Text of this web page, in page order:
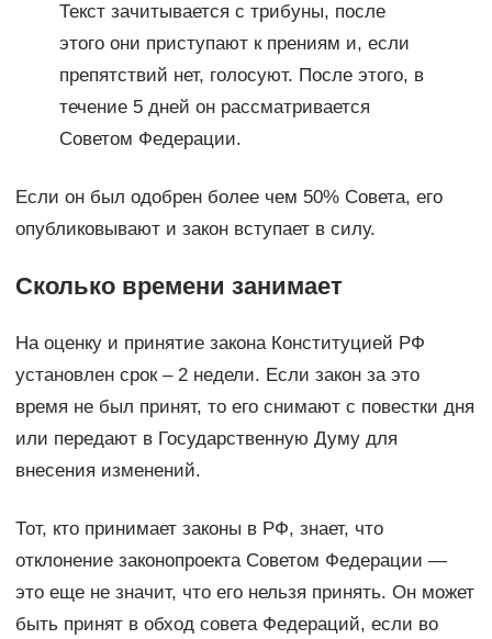
Текст зачитывается с трибуны, после
этого они приступают к прениям и, если
препятствий нет, голосуют. После этого, в
течение 5 дней он рассматривается
Советом Федерации.
Если он был одобрен более чем 50% Совета, его
опубликовывают и закон вступает в силу.
Сколько времени занимает
На оценку и принятие закона Конституцией РФ
установлен срок – 2 недели. Если закон за это
время не был принят, то его снимают с повестки дня
или передают в Государственную Думу для
внесения изменений.
Тот, кто принимает законы в РФ, знает, что
отклонение законопроекта Советом Федерации —
это еще не значит, что его нельзя принять. Он может
быть принят в обход совета Федераций, если во